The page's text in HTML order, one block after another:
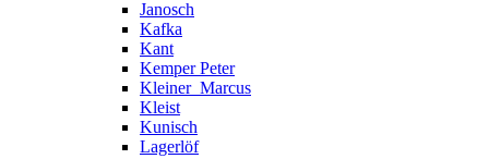
Janosch
Kafka
Kant
Kemper Peter
Kleiner_Marcus
Kleist
Kunisch
Lagerlöf